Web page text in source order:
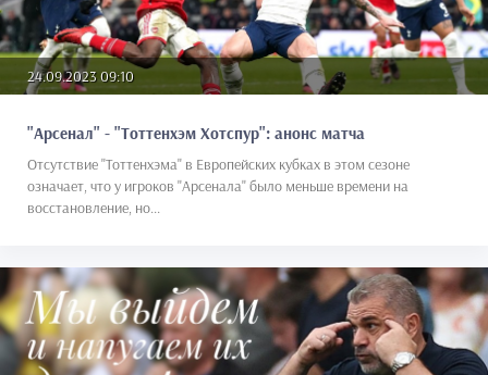
24.09.2023 09:10
"Арсенал" - "Тоттенхэм Хотспур": анонс матча
Отсутствие "Тоттенхэма" в Европейских кубках в этом сезоне
означает, что у игроков "Арсенала" было меньше времени на
восстановление, но...